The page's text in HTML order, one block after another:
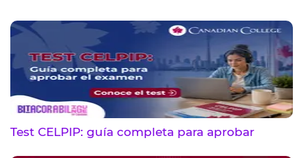
Test CELPIP: guía completa para aprobar